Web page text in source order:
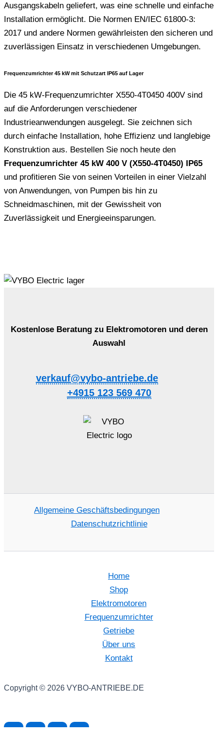
Ausgangskabeln geliefert, was eine schnelle und einfache
Installation ermöglicht. Die Normen EN/IEC 61800-3:
2017 und andere Normen gewährleisten den sicheren und
zuverlässigen Einsatz in verschiedenen Umgebungen.
Frequenzumrichter 45 kW mit Schutzart IP65 auf Lager
Die 45 kW-Frequenzumrichter X550-4T0450 400V sind
auf die Anforderungen verschiedener
Industrieanwendungen ausgelegt. Sie zeichnen sich
durch einfache Installation, hohe Effizienz und langlebige
Konstruktion aus. Bestellen Sie noch heute den
Frequenzumrichter 45 kW 400 V (X550-4T0450) IP65
und profitieren Sie von seinen Vorteilen in einer Vielzahl
von Anwendungen, von Pumpen bis hin zu
Schneidmaschinen, mit der Gewissheit von
Zuverlässigkeit und Energieeinsparungen.
Kostenlose Beratung zu Elektromotoren und deren
Auswahl
verkauf@vybo-antriebe.de
+4915 123 569 470
Allgemeine Geschäftsbedingungen
Datenschutzrichtlinie
Home
Shop
Elektromotoren
Frequenzumrichter
Getriebe
Über uns
Kontakt
Copyright © 2026 VYBO-ANTRIEBE.DE